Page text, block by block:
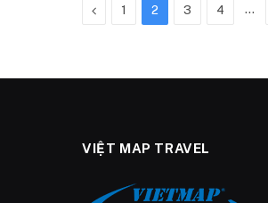
Previous
1 2 3 4 …
VIỆT MAP TRAVEL